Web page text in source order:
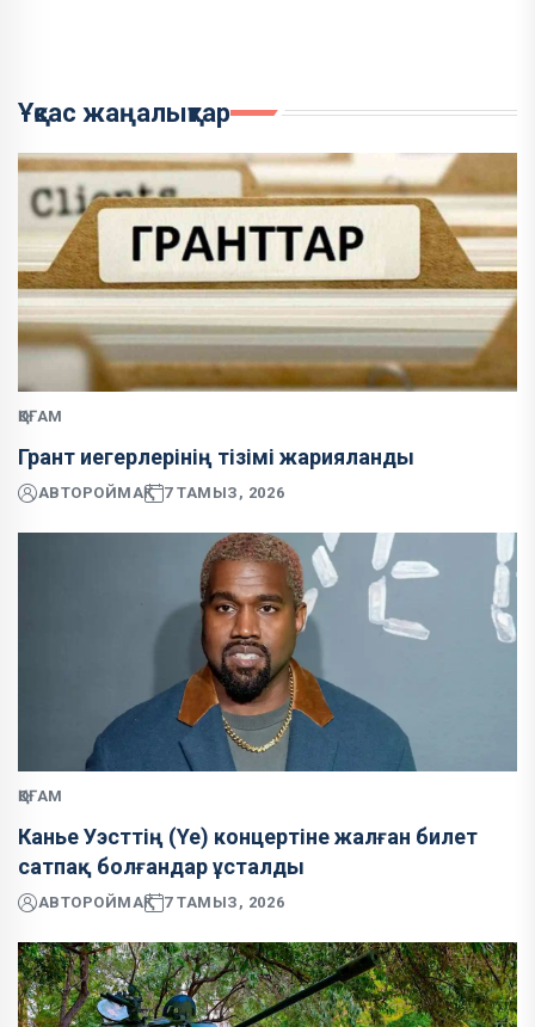
Ұқсас жаңалықтар
ҚОҒАМ
Грант иегерлерінің тізімі жарияланды
АВТОРОЙМАҚ 7 ТАМЫЗ, 2026
ҚОҒАМ
Канье Уэсттің (Ye) концертіне жалған билет
сатпақ болғандар ұсталды
АВТОРОЙМАҚ 7 ТАМЫЗ, 2026